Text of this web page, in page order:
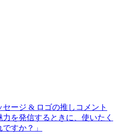
ージ & ロゴの推しコメント
力を発信するときに、使いたく
すか？」